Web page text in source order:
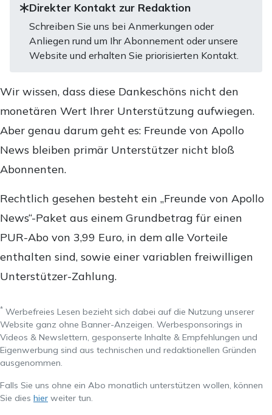
Direkter Kontakt zur Redaktion
Schreiben Sie uns bei Anmerkungen oder
Anliegen rund um Ihr Abonnement oder unsere
Website und erhalten Sie priorisierten Kontakt.
Wir wissen, dass diese Dankeschöns nicht den
monetären Wert Ihrer Unterstützung aufwiegen.
Aber genau darum geht es: Freunde von Apollo
News bleiben primär Unterstützer nicht bloß
Abonnenten.
Rechtlich gesehen besteht ein „Freunde von Apollo
News“-Paket aus einem Grundbetrag für einen
PUR-Abo von 3,99 Euro, in dem alle Vorteile
enthalten sind, sowie einer variablen freiwilligen
Unterstützer-Zahlung.
* Werbefreies Lesen bezieht sich dabei auf die Nutzung unserer
Website ganz ohne Banner-Anzeigen. Werbesponsorings in
Videos & Newslettern, gesponserte Inhalte & Empfehlungen und
Eigenwerbung sind aus technischen und redaktionellen Gründen
ausgenommen.
Falls Sie uns ohne ein Abo monatlich unterstützen wollen, können
Sie dies hier weiter tun.